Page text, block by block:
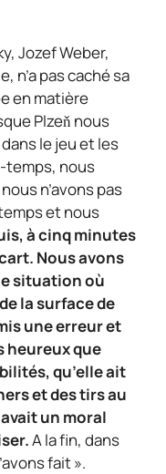
Jozef Weber,
n’a pas caché sa
en matière
Plzeň nous
le jeu et les
temps, nous
n’avons pas
et nous
à cinq minutes
Nous avons
situation où
la surface de
une erreur et
heureux que
qu’elle ait
et des tirs au
un moral
A la fin, dans
fait ».